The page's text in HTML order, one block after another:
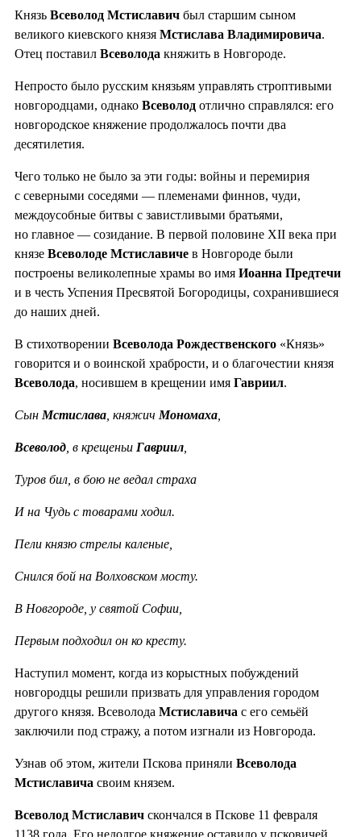
Князь Всеволод Мстиславич был старшим сыном
великого киевского князя Мстислава Владимировича.
Отец поставил Всеволода княжить в Новгороде.
Непросто было русским князьям управлять строптивыми
новгородцами, однако Всеволод отлично справлялся: его
новгородское княжение продолжалось почти два
десятилетия.
Чего только не было за эти годы: войны и перемирия
с северными соседями — племенами финнов, чуди,
междоусобные битвы с завистливыми братьями,
но главное — созидание. В первой половине XII века при
князе Всеволоде Мстиславиче в Новгороде были
построены великолепные храмы во имя Иоанна Предтечи
и в честь Успения Пресвятой Богородицы, сохранившиеся
до наших дней.
В стихотворении Всеволода Рождественского «Князь»
говорится и о воинской храбрости, и о благочестии князя
Всеволода, носившем в крещении имя Гавриил.
СынМстислава, княжичМономаха,
Всеволод, в крещеньи Гавриил,
Туров бил, в бою не ведал страха
И на Чудь с товарами ходил.
Пели князю стрелы каленые,
Снился бой на Волховском мосту.
В Новгороде, у святой Софии,
Первым подходил он ко кресту.
Наступил момент, когда из корыстных побуждений
новгородцы решили призвать для управления городом
другого князя. Всеволода Мстиславича с его семьёй
заключили под стражу, а потом изгнали из Новгорода.
Узнав об этом, жители Пскова приняли Всеволода
Мстиславича своим князем.
Всеволод Мстиславич скончался в Пскове 11 февраля